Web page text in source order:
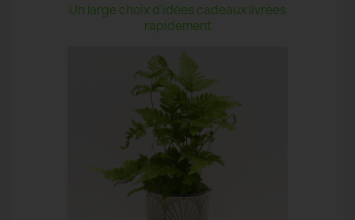
Un large choix d'idées cadeaux livrées
rapidement